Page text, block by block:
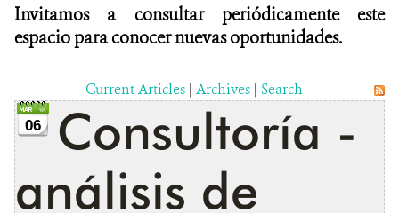
Invitamos a consultar periódicamente este
espacio para conocer nuevas oportunidades.
Current Articles | Archives | Search
06
Consultoría -
análisis de